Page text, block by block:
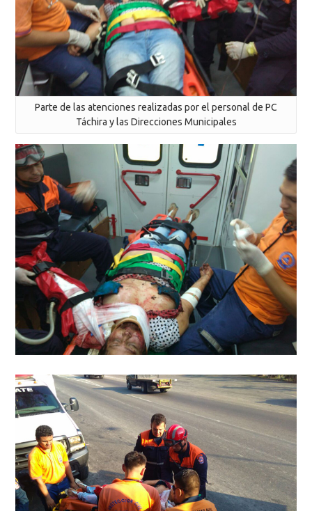
Parte de las atenciones realizadas por el personal de PC
Táchira y las Direcciones Municipales